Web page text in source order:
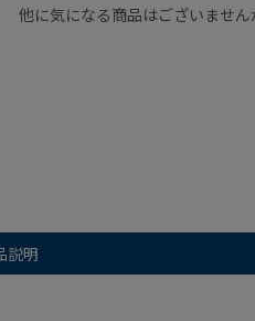
他に気になる商品はございません
説明